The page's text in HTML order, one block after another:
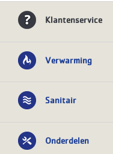
Klantenservice
Verwarming
Sanitair
Onderdelen